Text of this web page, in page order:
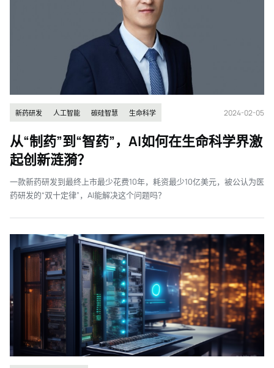
新药研发 人工智能 碳硅智慧 生命科学 2024-02-05
从“制药”到“智药”，AI如何在生命科学界激
起创新涟漪？
一款新药研发到最终上市最少花费10年，耗资最少10亿美元，被公认为医
药研发的“双十定律”，AI能解决这个问题吗？